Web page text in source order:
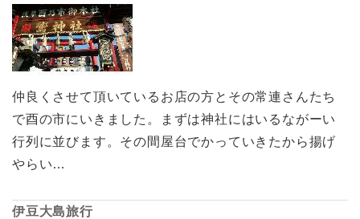
仲良くさせて頂いているお店の方とその常連さんたち
で酉の市にいきました。まずは神社にはいるながーい
行列に並びます。その間屋台でかっていきたから揚げ
やらい…
伊豆大島旅行